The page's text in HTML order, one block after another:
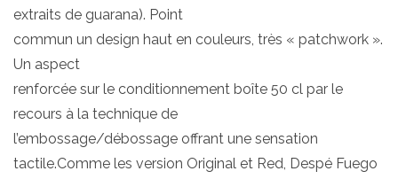
extraits de guarana). Point
commun un design haut en couleurs, très « patchwork ».
Un aspect
renforcée sur le conditionnement boîte 50 cl par le
recours à la technique de
l’embossage/débossage offrant une sensation
tactile.Comme les version Original et Red, Despé Fuego